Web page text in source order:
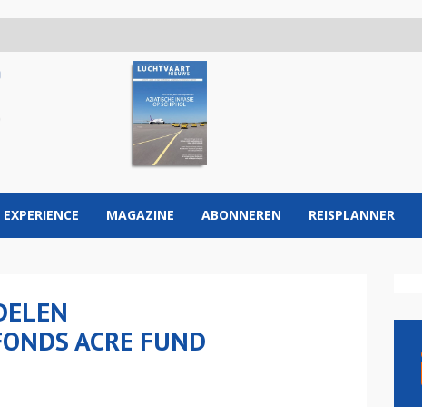
EXPERIENCE MAGAZINE ABONNEREN REISPLANNER
ACRE FUND